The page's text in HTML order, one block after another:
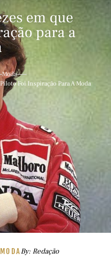
em que
para a
Moda
Foi Inspiração Para A Moda
By: Redação